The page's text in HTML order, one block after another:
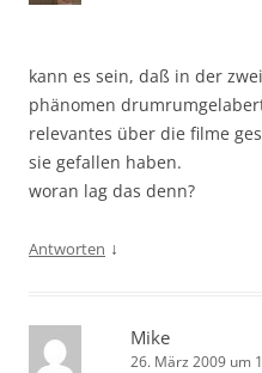
kann es sein, daß in der
phänomen
relevantes über die filme
sie gefallen haben.
woran lag das denn?
Antworten ↓
Mike
26. März 2009 um